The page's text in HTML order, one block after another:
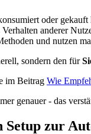
oder
anderer
und nutzen
sondern den für
im Beitrag Wie
genauer - das
Setup zur